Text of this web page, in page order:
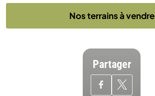
Nos terrains à vendre
Partager